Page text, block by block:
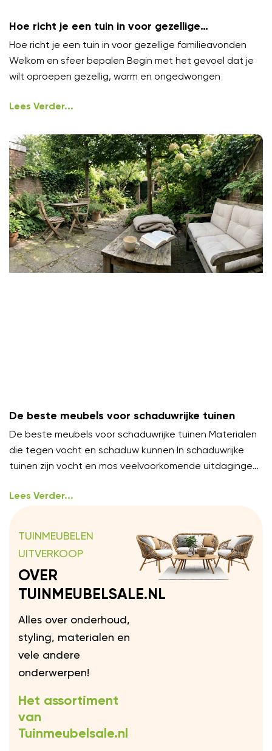
Hoe richt je een tuin in voor gezellige
familieavonden?
Hoe richt je een tuin in voor gezellige familieavonden
Welkom en sfeer bepalen Begin met het gevoel dat je
wilt oproepen gezellig, warm en ongedwongen
Lees Verder...
De beste meubels voor schaduwrijke tuinen
De beste meubels voor schaduwrijke tuinen Materialen
die tegen vocht en schaduw kunnen In schaduwrijke
tuinen zijn vocht en mos veelvoorkomende uitdagingen.
Lees Verder...
TUINMEUBELEN
UITVERKOOP
OVER
TUINMEUBELSALE.NL
Alles over onderhoud,
styling, materialen en
vele andere
onderwerpen!
Het assortiment
van
Tuinmeubelsale.nl